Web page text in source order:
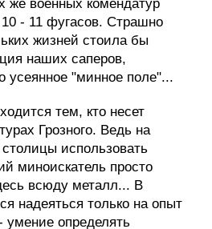
же военных комендатур
- 11 фугасов. Страшно
жизней стоила бы
наших саперов,
усеянное "минное поле"...
тем, кто несет
Грозного. Ведь на
использовать
миноискатель просто
всюду металл... В
надеяться только на опыт
умение определять